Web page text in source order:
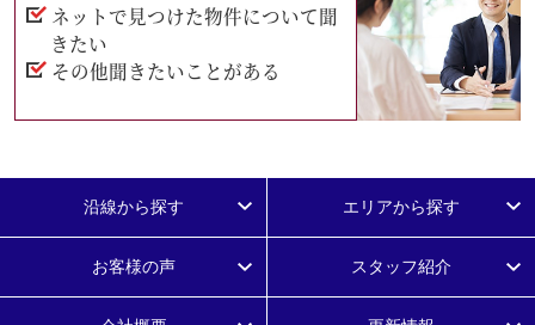
ネットで見つけた物件について聞
きたい
その他聞きたいことがある
沿線から探す エリアから探す
お客様の声 スタッフ紹介